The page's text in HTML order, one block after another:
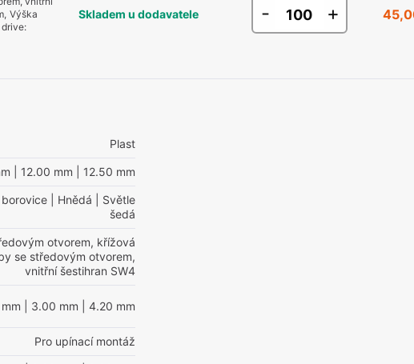
, Výška
drive:
Skladem u dodavatele - +
Plast
| 12.00 mm | 12.50 mm
borovice | Hnědá | Světle
šedá
otvorem, křížová
se středovým otvorem,
vnitřní šestihran SW4
mm | 3.00 mm | 4.20 mm
Pro upínací montáž